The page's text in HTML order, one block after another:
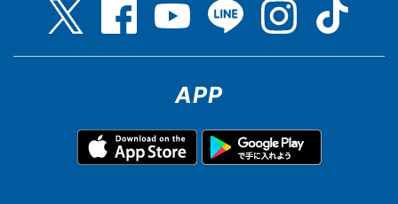
APP